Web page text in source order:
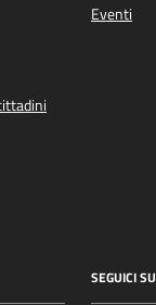
Eventi
SEGUICI SU